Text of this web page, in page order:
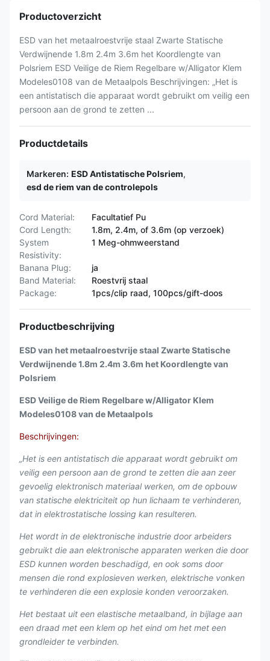
Productoverzicht
ESD van het metaalroestvrije staal Zwarte Statische
Verdwijnende 1.8m 2.4m 3.6m het Koordlengte van
Polsriem ESD Veilige de Riem Regelbare w/Alligator Klem
Modeles0108 van de Metaalpols Beschrijvingen: „Het is
een antistatisch die apparaat wordt gebruikt om veilig een
persoon aan de grond te zetten ...
Productdetails
Markeren: ESD Antistatische Polsriem,
esd de riem van de controlepols
Cord Material:
Facultatief Pu
Cord Length:
1.8m, 2.4m, of 3.6m (op verzoek)
System
Resistivity:
1 Meg-ohmweerstand
Banana Plug:
ja
Band Material:
Roestvrij staal
Package:
1pcs/clip raad, 100pcs/gift-doos
Productbeschrijving
ESD van het metaalroestvrije staal Zwarte Statische
Verdwijnende 1.8m 2.4m 3.6m het Koordlengte van
Polsriem
ESD Veilige de Riem Regelbare w/Alligator Klem
Modeles0108 van de Metaalpols
Beschrijvingen:
„Het is een antistatisch die apparaat wordt gebruikt om
veilig een persoon aan de grond te zetten die aan zeer
gevoelig elektronisch materiaal werken, om de opbouw
van statische elektriciteit op hun lichaam te verhinderen,
dat in elektrostatische lossing kan resulteren.
Het wordt in de elektronische industrie door arbeiders
gebruikt die aan elektronische apparaten werken die door
ESD kunnen worden beschadigd, en ook soms door
mensen die rond explosieven werken, elektrische vonken
te verhinderen die een explosie konden veroorzaken.
Het bestaat uit een elastische metaalband, in bijlage aan
een draad met een klem op het eind om het met een
grondleider te verbinden.